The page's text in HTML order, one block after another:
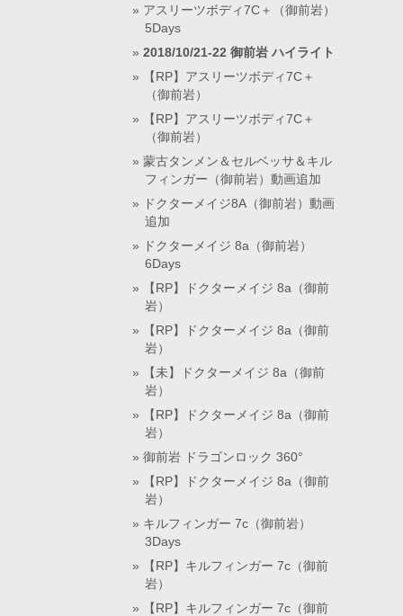
アスリーツボディ7C＋（御前岩）
5Days
2018/10/21-22 御前岩 ハイライト
【RP】アスリーツボディ7C＋
（御前岩）
【RP】アスリーツボディ7C＋
（御前岩）
蒙古タンメン＆セルベッサ＆キル
フィンガー（御前岩）動画追加
ドクターメイジ8A（御前岩）動画
追加
ドクターメイジ 8a（御前岩）
6Days
【RP】ドクターメイジ 8a（御前
岩）
【RP】ドクターメイジ 8a（御前
岩）
【未】ドクターメイジ 8a（御前
岩）
【RP】ドクターメイジ 8a（御前
岩）
御前岩 ドラゴンロック 360°
【RP】ドクターメイジ 8a（御前
岩）
キルフィンガー 7c（御前岩）
3Days
【RP】キルフィンガー 7c（御前
岩）
【RP】キルフィンガー 7c（御前